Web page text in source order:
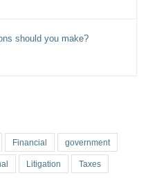
should you make?
Financial government
Litigation Taxes